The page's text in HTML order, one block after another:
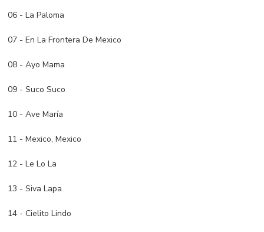
06 - La Paloma
07 - En La Frontera De Mexico
08 - Ayo Mama
09 - Suco Suco
10 - Ave María
11 - Mexico, Mexico
12 - Le Lo La
13 - Siva Lapa
14 - Cielito Lindo